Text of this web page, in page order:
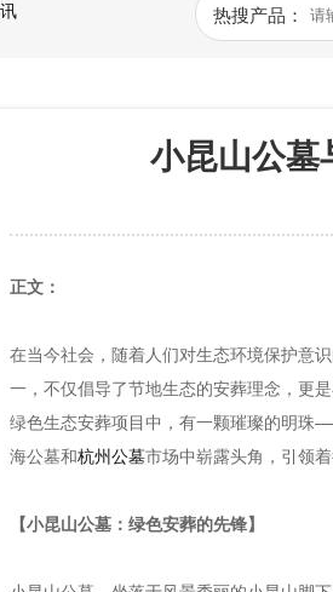
热搜产品：
小昆山公墓
正文：
在当今社会，随着人们对生态环境保护意
一，不仅倡导了节地生态的安葬理念，更
绿色生态安葬项目中，有一颗璀璨的明珠
海公墓和杭州公墓市场中崭露头角，引领着
【小昆山公墓：绿色安葬的先锋】